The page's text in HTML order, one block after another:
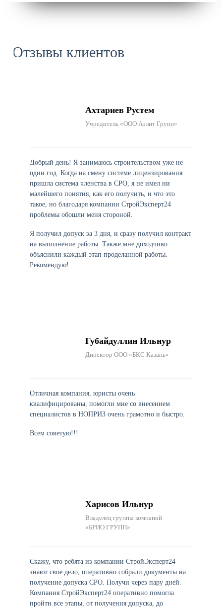
Отзывы клиентов
Ахтариев Рустем
Учредитель «ООО Аэлит Групп»
Добрый день! Я занимаюсь строительством уже не
один год. Когда на смену системе лицензирования
пришла система членства в СРО, я не имел ни
малейшего понятия, как его получить, и что это
такое, но благодаря компании СтройЭксперт24
проблемы обошли меня стороной.
Я получил допуск за 3 дня, и сразу получил контракт
на выполнение работы. Также мне доходчиво
объяснили каждый этап проделанной работы.
Рекомендую!
Губайдуллин Ильнур
Директор ООО «БКС Казань»
Отличная компания, юристы очень
квалифицированы, помогли мне со внесением
специалистов в НОПРИЗ очень грамотно и быстро.
Всем советую!!!
Харисов Ильнур
Владелец группы компаний
«БРИО ГРУПП»
Скажу, что ребята из компании СтройЭксперт24
знают свое дело, оперативно собрали документы на
получение допуска СРО. Получи через пару дней.
Компания СтройЭксперт24 оперативно помогла
пройти все этапы, от получения допуска, до